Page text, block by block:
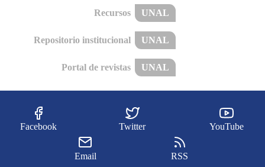
Recursos UNAL
Repositorio institucional UNAL
Portal de revistas UNAL
Facebook Twitter YouTube
Email RSS